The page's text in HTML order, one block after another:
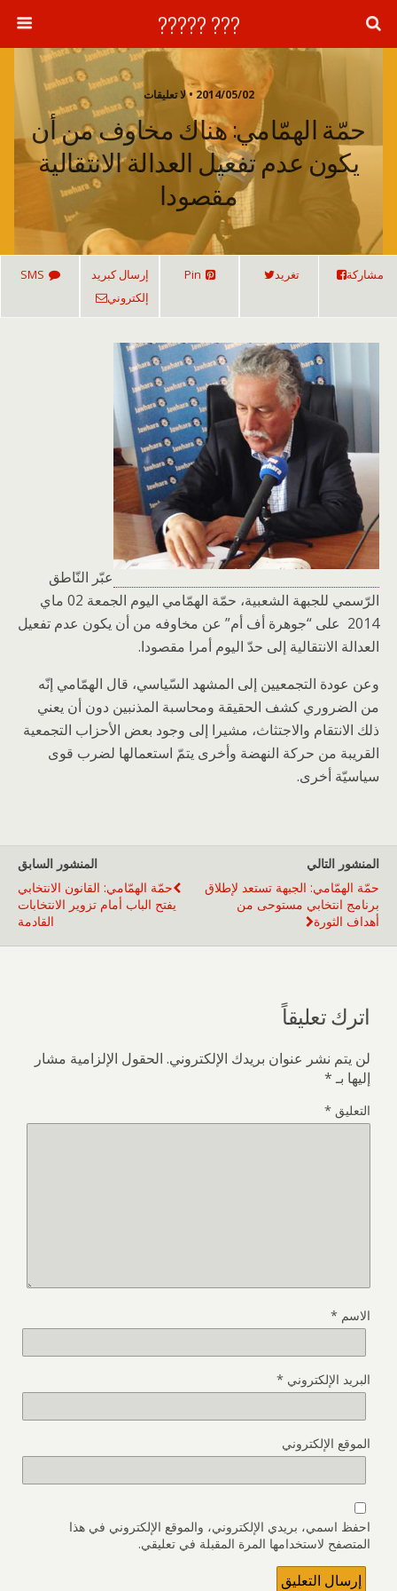
??? ?????
2014/05/02 • لا تعليقات
حمّة الهمّامي: هناك مخاوف من أن
يكون عدم تفعيل العدالة الانتقالية
مقصودا
مشاركة تغريد Pin
إرسال كبريد
إلكتروني
SMS
عبّر النّاطق
الرّسمي للجبهة الشعبية، حمّة الهمّامي اليوم الجمعة 02 ماي
2014 على “جوهرة أف أم” عن مخاوفه من أن يكون عدم تفعيل
العدالة الانتقالية إلى حدّ اليوم أمرا مقصودا.
وعن عودة التجمعيين إلى المشهد السّياسي، قال الهمّامي إنّه
من الضروري كشف الحقيقة ومحاسبة المذنبين دون أن يعني
ذلك الانتقام والاجتثاث، مشيرا إلى وجود بعض الأحزاب التجمعية
القريبة من حركة النهضة وأخرى يتمّ استعمالها لضرب قوى
سياسيّة أخرى.
المنشور السابق
حمّة الهمّامي: القانون الانتخابي
يفتح الباب أمام تزوير الانتخابات
القادمة
المنشور التالي
حمّة الهمّامي: الجبهة تستعد لإطلاق
برنامج انتخابي مستوحى من
أهداف الثورة
اترك تعليقاً
لن يتم نشر عنوان بريدك الإلكتروني. الحقول الإلزامية مشار
إليها بـ*
التعليق *
الاسم *
البريد الإلكتروني *
الموقع الإلكتروني
احفظ اسمي، بريدي الإلكتروني، والموقع الإلكتروني في هذا
المتصفح لاستخدامها المرة المقبلة في تعليقي.